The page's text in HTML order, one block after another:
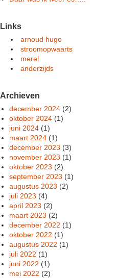
Links
arnoud hugo
stroomopwaarts
merel
anderzijds
Archieven
december 2024 (2)
oktober 2024 (1)
juni 2024 (1)
maart 2024 (1)
december 2023 (3)
november 2023 (1)
oktober 2023 (2)
september 2023 (1)
augustus 2023 (2)
juli 2023 (4)
april 2023 (2)
maart 2023 (2)
december 2022 (1)
oktober 2022 (1)
augustus 2022 (1)
juli 2022 (1)
juni 2022 (1)
mei 2022 (2)